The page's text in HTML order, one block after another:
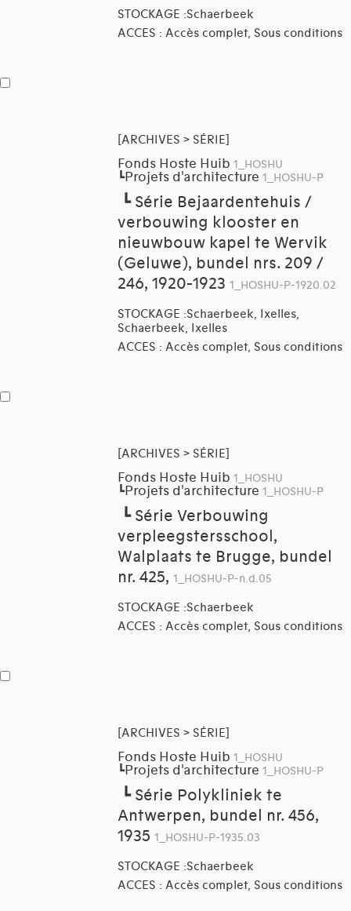
STOCKAGE :Schaerbeek
ACCES : Accès complet, Sous conditions
[ARCHIVES > SÉRIE]
Fonds Hoste Huib 1_HOSHU
┗Projets d'architecture 1_HOSHU-P
┗ Série Bejaardentehuis /
verbouwing klooster en
nieuwbouw kapel te Wervik
(Geluwe), bundel nrs. 209 /
246, 1920-1923 1_HOSHU-P-1920.02
STOCKAGE :Schaerbeek, Ixelles,
Schaerbeek, Ixelles
ACCES : Accès complet, Sous conditions
[ARCHIVES > SÉRIE]
Fonds Hoste Huib 1_HOSHU
┗Projets d'architecture 1_HOSHU-P
┗ Série Verbouwing
verpleegstersschool,
Walplaats te Brugge, bundel
nr. 425, 1_HOSHU-P-n.d.05
STOCKAGE :Schaerbeek
ACCES : Accès complet, Sous conditions
[ARCHIVES > SÉRIE]
Fonds Hoste Huib 1_HOSHU
┗Projets d'architecture 1_HOSHU-P
┗ Série Polykliniek te
Antwerpen, bundel nr. 456,
1935 1_HOSHU-P-1935.03
STOCKAGE :Schaerbeek
ACCES : Accès complet, Sous conditions